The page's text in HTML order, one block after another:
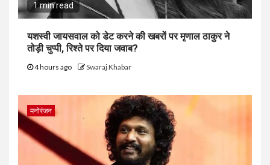
1 min read
यशस्वी जायसवाल को डेट करने की खबरों पर मृणाल ठाकुर ने
तोड़ी चुप्पी, रिश्ते पर दिया जवाब?
4 hours ago Swaraj Khabar
मनोरंजन